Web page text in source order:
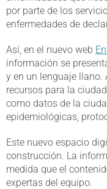
por parte de los
enfermedades de
Así, en el nuevo web
información se
y en un lenguaje llano.
recursos para la
como datos de la
epidemiológicas,
Este nuevo espacio
construcción. La
medida que el
expertas del equipo.